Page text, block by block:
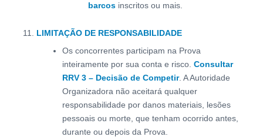
barcosinscritos ou mais.
LIMITAÇÃO DE RESPONSABILIDADE
Os concorrentes participam na Prova
inteiramente por sua conta e risco. Consultar
RRV 3 – Decisão de Competir. A Autoridade
Organizadora não aceitará qualquer
responsabilidade por danos materiais, lesões
pessoais ou morte, que tenham ocorrido antes,
durante ou depois da Prova.